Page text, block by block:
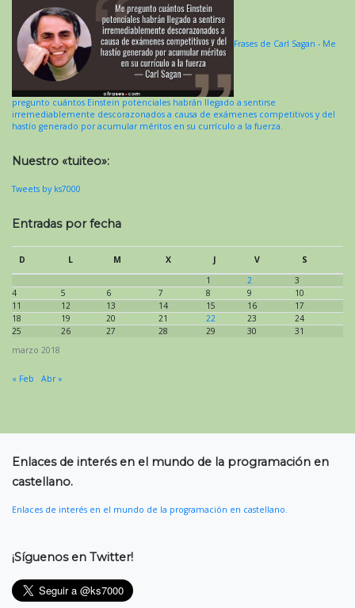
Frases de Carl Sagan - Me
pregunto cuántos Einstein potenciales habrán llegado a sentirse
irremediablemente descorazonados a causa de exámenes competitivos y del
hastío generado por acumular méritos en su currículo a la fuerza.
Nuestro «tuiteo»:
Tweets by ks7000
Entradas por fecha
marzo 2018
D L M X J V
S
1
2
3
4
5 6 7 8 9
10
11
12 13 14 15 16
17
18
19 20 21 22 23
24
25
26 27 28 29 30 31
« Feb Abr »
Enlaces de interés en el mundo de la programación en
castellano.
Enlaces de interés en el mundo de la programación en castellano.
¡Síguenos en Twitter!